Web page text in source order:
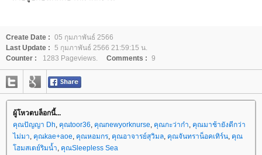
Create Date : 05 กุมภาพันธ์ 2566
Last Update : 5 กุมภาพันธ์ 2566 21:59:15 น.
Counter :
1283 Pageviews. Comments : 9
ผู้โหวตบล็อกนี้...
คุณปัญญา Dh คุณtoor36 คุณnewyorknurse คุณกะว่าก๋า คุณมาช้ายังดีกว่า
ไม่มา คุณkae+aoe คุณหอมกร คุณอาจารย์สุวิมล คุณจันทราน็อคเทิร์น คุณ
ฮมสเตย์ริมน้ำ คุณSleepless Sea